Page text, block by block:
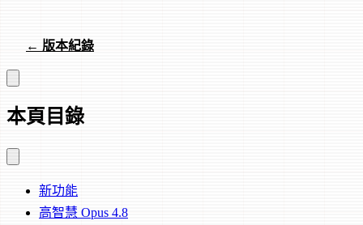
← 版本紀錄
本頁目錄
新功能
高智慧 Opus 4.8